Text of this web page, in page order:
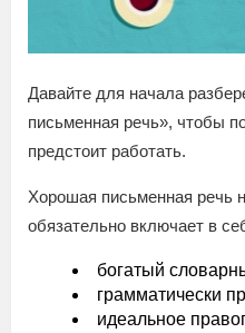
Давайте для начала
письменная речь», чтобы
предстоит работать.
Хорошая письменная речь
обязательно включает в
богатый
грамматически
идеальное